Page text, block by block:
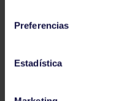
Preferencias
Estadística